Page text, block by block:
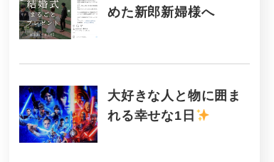
めた新郎新婦様へ
大好きな人と物に囲ま
れる幸せな1日